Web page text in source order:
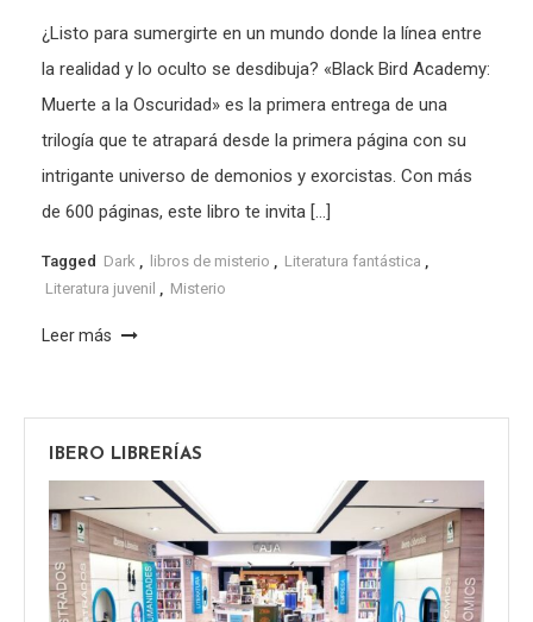
¿Listo para sumergirte en un mundo donde la línea entre
la realidad y lo oculto se desdibuja? «Black Bird Academy:
Muerte a la Oscuridad» es la primera entrega de una
trilogía que te atrapará desde la primera página con su
intrigante universo de demonios y exorcistas. Con más
de 600 páginas, este libro te invita […]
Tagged Dark , libros de misterio , Literatura fantástica ,
Literatura juvenil , Misterio
Leer más
IBERO LIBRERÍAS